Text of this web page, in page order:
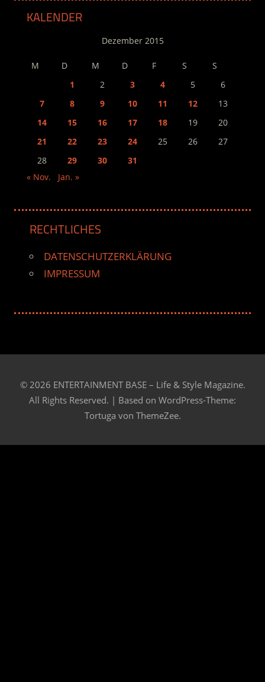
KALENDER
Dezember 2015
M D M D F S
S
1
2 3 4 5
6
7
8 9 10 11 12
13
14
15 16 17 18 19
20
21
22 23 24 25 26
27
28
29 30
31
« Nov.
Jan. »
RECHTLICHES
DATENSCHUTZERKLÄRUNG
IMPRESSUM
© 2026 ENTERTAINMENT BASE – Life & Style Magazine.
All Rights Reserved. | Based on WordPress-Theme:
Tortuga von ThemeZee.